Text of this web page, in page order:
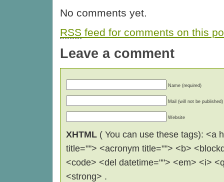
No comments yet.
RSS feed for comments on this
Leave a comment
Name (required)
Mail (will not be published)
Website
XHTML ( You can use these tags): <a
title=""> <acronym title=""> <b>
<code> <del datetime=""> <em> <i>
<strong> .